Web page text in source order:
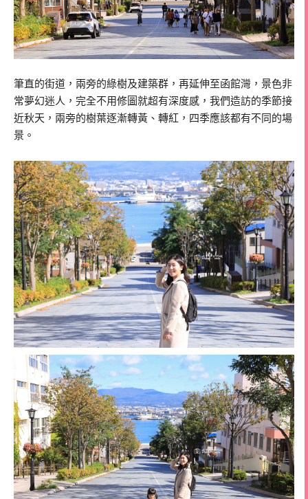
筆直的街道，兩旁的綠樹及建築群，再延伸至函館灣，景色非
常夢幻迷人，完全不用修圖就超有深度感，我們造訪的季節接
近秋天，兩旁的樹葉逐漸轉黃、轉紅，四季應該都有不同的場
景。